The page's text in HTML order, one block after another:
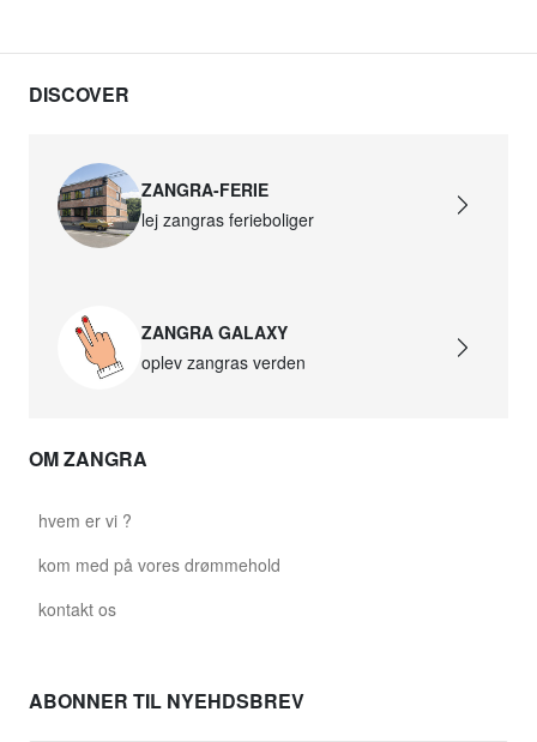
DISCOVER
ZANGRA-FERIE
lej zangras ferieboliger
ZANGRA GALAXY
oplev zangras verden
OM ZANGRA
hvem er vi ?
kom med på vores drømmehold
kontakt os
ABONNER TIL NYEHDSBREV